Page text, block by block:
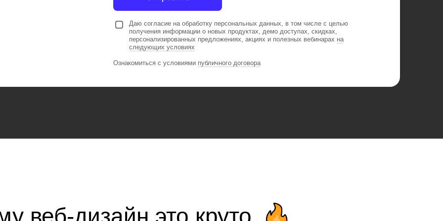
Даю согласие на обработку персональных данных, в том числе с целью
получения информации о новых продуктах, демо доступах, скидках,
персонализированных предложениях, акциях и полезных вебинарах на
следующих условиях
Ознакомиться с условиями публичного договора